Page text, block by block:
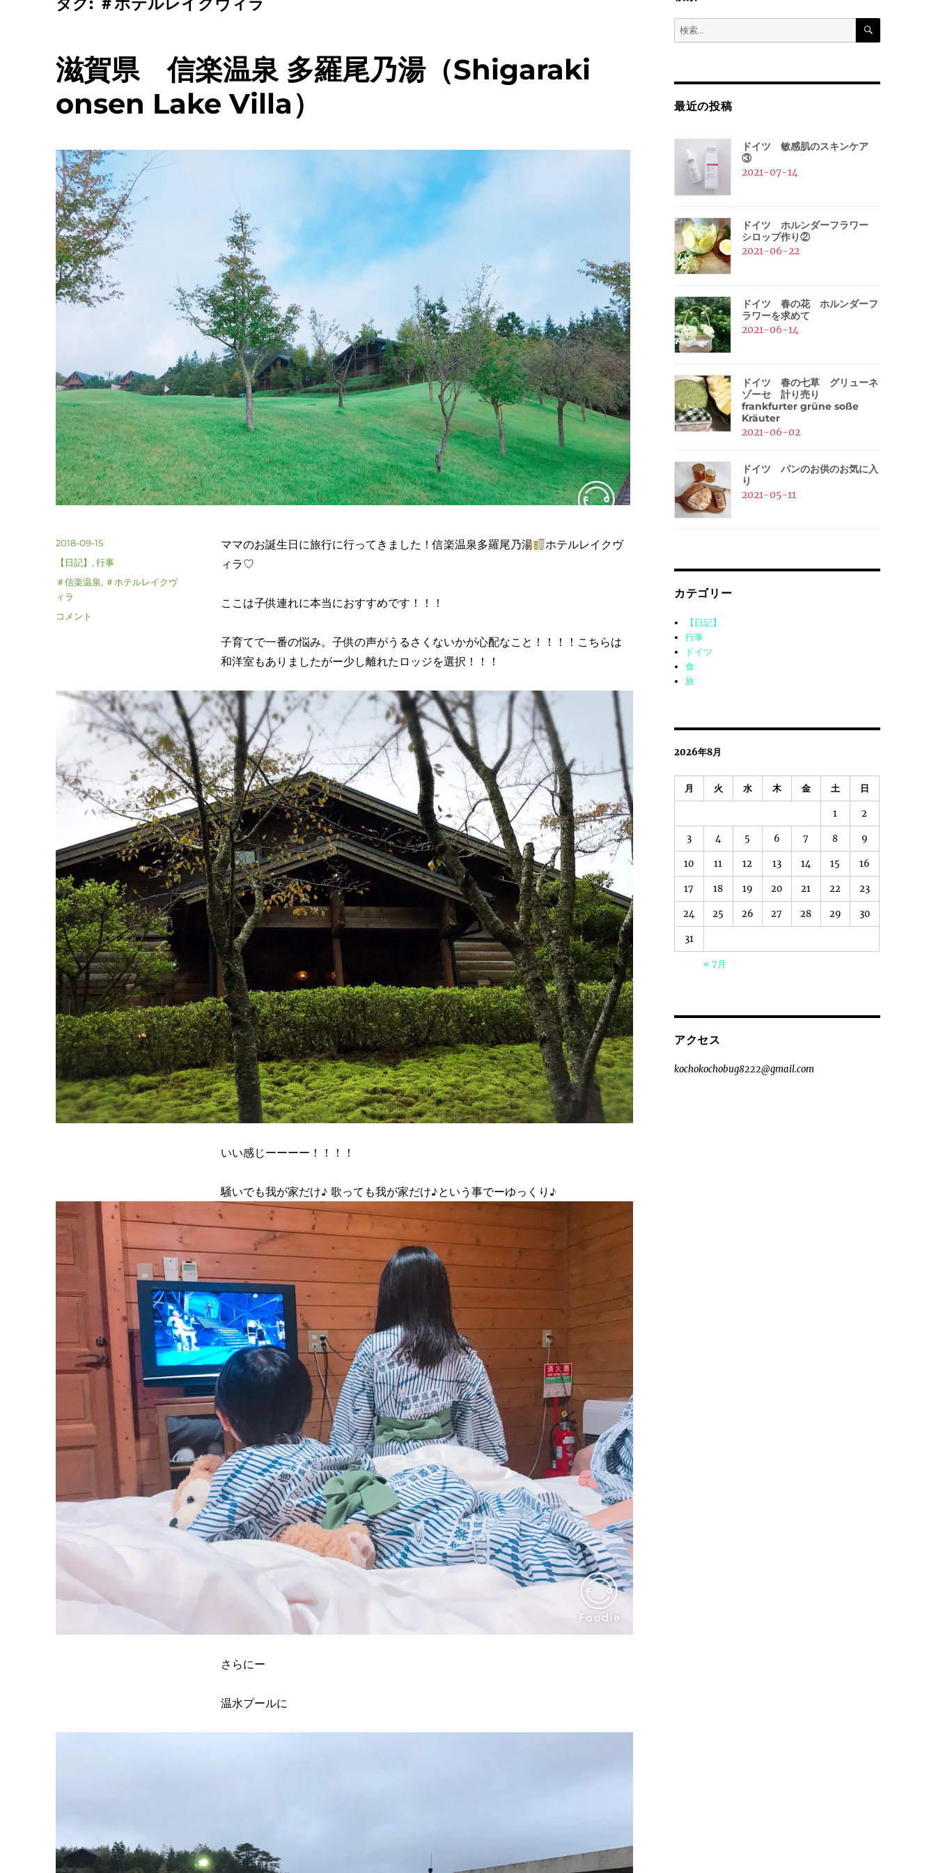
滋賀県 信楽温泉 多羅尾乃湯（Shigaraki
onsen Lake Villa）
ママのお誕生日に旅行に行ってきました！信楽温泉多羅尾乃湯
ホテルレイクヴ
ィラ♡
ここは子供連れに本当におすすめです！！！
子育てで一番の悩み。子供の声がうるさくないかが心配なこと！！！！こちらは
和洋室もありましたがー少し離れたロッジを選択！！！
いい感じーーーー！！！！
騒いでも我が家だけ♪ 歌っても我が家だけ♪という事でーゆっくり♪
さらにー
温水プールに
投
稿
2018-09-15
カ
ー
【日記】 ,行事
タ
グ
＃信楽温泉, ＃ホテルレイクヴ
ィラ
滋
温
乃
湯
（Shigaraki
onsen
に
コメント
検
索:
検
最近の投稿
ドイツ 敏感肌のスキンケア
③
2021-07-14
ドイツ ホルンダーフラワー
シロップ作り②
2021-06-22
ドイツ 春の花 ホルンダーフ
ラワーを求めて
2021-06-14
ドイツ 春の七草 グリューネ
ゾーセ 計り売り
frankfurter grüne soße
Kräuter
2021-06-02
ドイツ パンのお供のお気に入
り
2021-05-11
カテゴリー
【日記】
行事
ドイツ
食
旅
2026年8月
月 火 水 木 金 土 日
1 2
3 4 5 6 7 8 9
10 11 12 13 14 15 16
17 18 19 20 21 22 23
24 25 26 27 28 29 30
31
« 7月
アクセス
kochokochobug8222@gmail.com